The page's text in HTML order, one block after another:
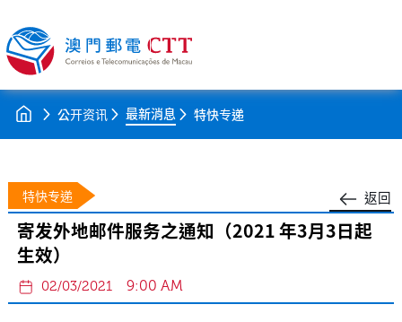
公开资讯 最新消息 特快专递
返回
特快专递
寄发外地邮件服务之通知（2021 年3月3日起
生效）
02/03/2021 9:00 AM